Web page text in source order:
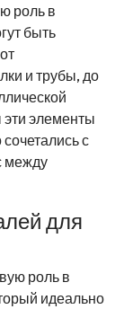
роль в
быть
и трубы, до
элементы
с
между
для
роль в
идеально